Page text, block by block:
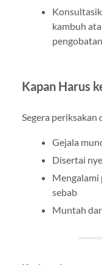
kambuh
Kapan Harus
Segera periksakan
Gejala
Disertai
Mengalami
sebab
Muntah